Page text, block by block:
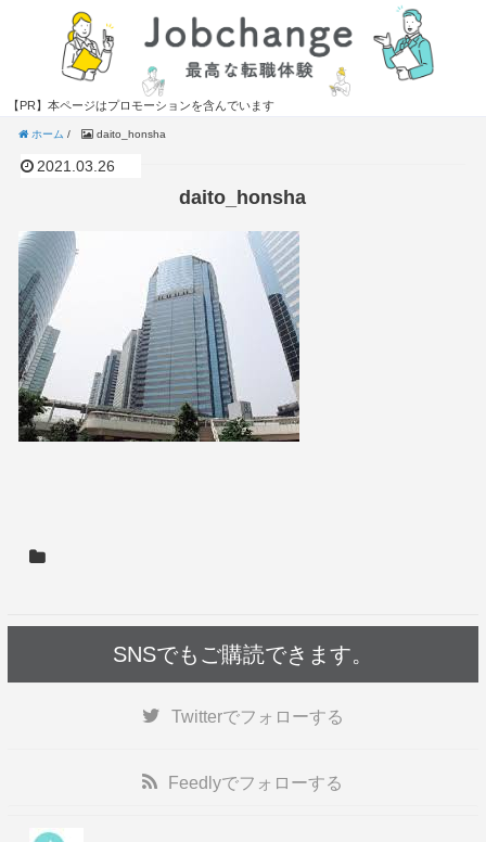
【PR】本ページはプロモーションを含んでいます
ホーム / daito_honsha
2021.03.26
daito_honsha
SNSでもご購読できます。
Twitterでフォローする
Feedlyでフォローする